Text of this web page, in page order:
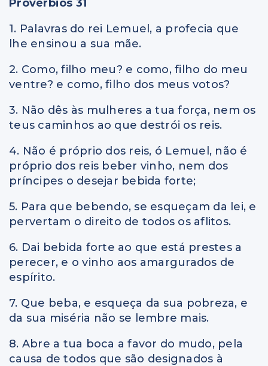
Provérbios 31
1. Palavras do rei Lemuel, a profecia que
lhe ensinou a sua mãe.
2. Como, filho meu? e como, filho do meu
ventre? e como, filho dos meus votos?
3. Não dês às mulheres a tua força, nem os
teus caminhos ao que destrói os reis.
4. Não é próprio dos reis, ó Lemuel, não é
próprio dos reis beber vinho, nem dos
príncipes o desejar bebida forte;
5. Para que bebendo, se esqueçam da lei, e
pervertam o direito de todos os aflitos.
6. Dai bebida forte ao que está prestes a
perecer, e o vinho aos amargurados de
espírito.
7. Que beba, e esqueça da sua pobreza, e
da sua miséria não se lembre mais.
8. Abre a tua boca a favor do mudo, pela
causa de todos que são designados à